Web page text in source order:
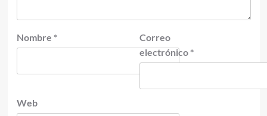
Nombre *
Correo
electrónico *
Web